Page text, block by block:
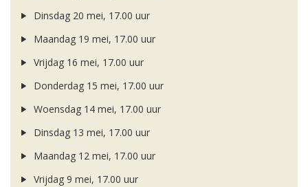
Dinsdag 20 mei, 17.00 uur
Maandag 19 mei, 17.00 uur
Vrijdag 16 mei, 17.00 uur
Donderdag 15 mei, 17.00 uur
Woensdag 14 mei, 17.00 uur
Dinsdag 13 mei, 17.00 uur
Maandag 12 mei, 17.00 uur
Vrijdag 9 mei, 17.00 uur